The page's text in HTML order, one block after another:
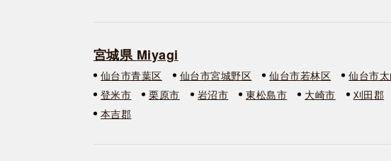
宮城県 Miyagi
仙台市青葉区 仙台市宮城野区 仙台市若林区 仙台市
登米市
栗原市 岩沼市 東松島市 大崎市 刈田郡
本吉郡